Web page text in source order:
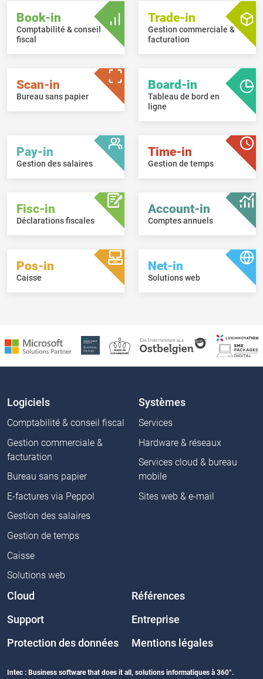
Book-in
Comptabilité & conseil
fiscal
Trade-in
Gestion commerciale &
facturation
Scan-in
Bureau sans papier
Board-in
Tableau de bord en
ligne
Pay-in
Gestion des salaires
Time-in
Gestion de temps
Fisc-in
Déclarations fiscales
Account-in
Comptes annuels
Pos-in
Caisse
Net-in
Solutions web
Logiciels
Comptabilité & conseil fiscal
Gestion commerciale &
facturation
Bureau sans papier
E-factures via Peppol
Gestion des salaires
Gestion de temps
Caisse
Solutions web
Systèmes
Services
Hardware & réseaux
Services cloud & bureau
mobile
Sites web & e-mail
Cloud Références
Support Entreprise
Protection des données Mentions légales
Intec : Business software that does it all, solutions informatiques à 360°.